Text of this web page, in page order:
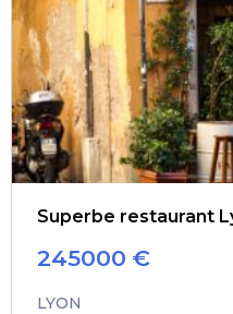
Superbe restaurant
245000 €
LYON